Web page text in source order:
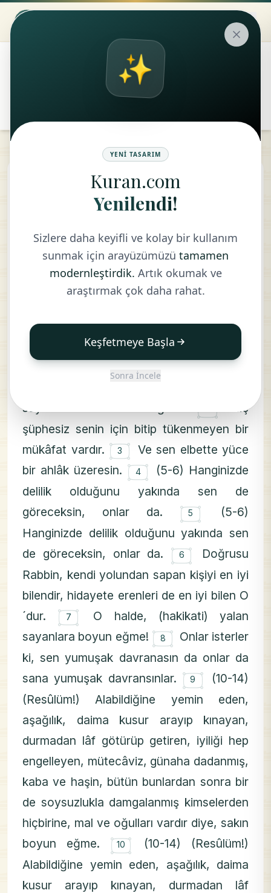
Kalem Suresi
TÜRKÇE - DIYANET VAKFI
(1-2) Nûn. Kaleme ve (kalem tutanların)
Rabbinin nimeti sayesinde- mecnun
۝ (1-2) Nûn. Kaleme ve (kalem
tutanların) yazdıklarına andolsun ki
sayesinde- mecnun değilsin. ۝
Hiç
şüphesiz senin için bitip tükenmeyen bir
mükâfat vardır. ۝
3
Ve sen elbette yüce
bir ahlâk üzeresin. ۝
4
(5-6) Hanginizde
delilik olduğunu yakında sen de
göreceksin, onlar da. ۝
5
(5-6)
Hanginizde delilik olduğunu yakında sen
de göreceksin, onlar da. ۝
6
Doğrusu
Rabbin, kendi yolundan sapan kişiyi en iyi
bilendir, hidayete erenleri de en iyi bilen O
´dur. ۝
7
O halde, (hakikati) yalan
sayanlara boyun eğme! ۝
8
Onlar isterler
ki, sen yumuşak davranasın da onlar da
sana yumuşak davransınlar. ۝
9
(10-14)
(Resûlüm!) Alabildiğine yemin eden,
aşağılık, daima kusur arayıp kınayan,
durmadan lâf götürüp getiren, iyiliği hep
engelleyen, mütecâviz, günaha dadanmış,
kaba ve haşin, bütün bunlardan sonra bir
de soysuzlukla damgalanmış kimselerden
hiçbirine, mal ve oğulları vardır diye, sakın
boyun eğme. ۝
10
(10-14) (Resûlüm!)
Alabildiğine yemin eden, aşağılık, daima
kusur arayıp kınayan, durmadan lâf
✨
YENI TASARIM
Kuran.com
Yenilendi!
Sizlere daha keyifli ve kolay bir kullanım
sunmak için arayüzümüzü tamamen
modernleştirdik. Artık okumak ve
araştırmak çok daha rahat.
Keşfetmeye Başla
Sonra İncele